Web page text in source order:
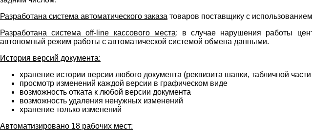
Разработана система автоматического заказа товаров поставщику с
Разработана системаoff- line кассового места: в случае нарушения работы
автономный режим работы с автоматической системой обмена данными.
История версий документа:
хранение истории версии любого документа (реквизита шапки, табличной
просмотр изменений каждой версии в графическом виде
возможность отката к любой версии документа
возможность удаления ненужных изменений
хранение только изменений
Автоматизировано 18 рабочих мест: